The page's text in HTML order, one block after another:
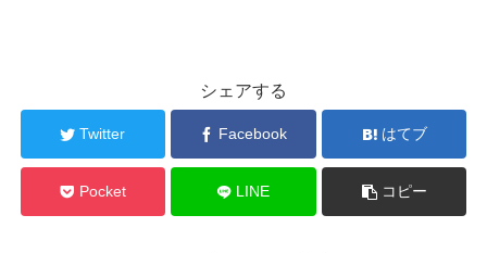
シェアする
Twitter Facebook はてブ
Pocket LINE コピー